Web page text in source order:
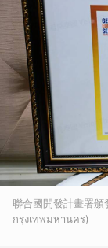
聯合國開發計畫署頒
กรุงเทพมหานคร)